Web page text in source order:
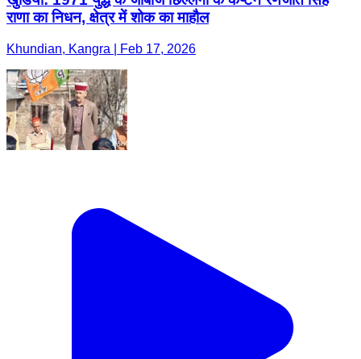
राणा का निधन, क्षेत्र में शोक का माहौल
Khundian, Kangra | Feb 17, 2026